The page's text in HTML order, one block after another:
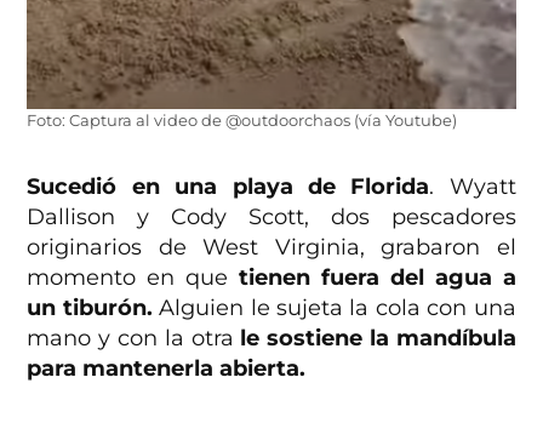
Foto: Captura al video de @outdoorchaos (vía Youtube)
Sucedió en una playa de Florida. Wyatt
Dallison y Cody Scott, dos pescadores
originarios de West Virginia, grabaron el
momento en quetienen fuera del agua a
un tiburón. Alguien le sujeta la cola con una
mano y con la otra le sostiene la mandíbula
para mantenerla abierta.